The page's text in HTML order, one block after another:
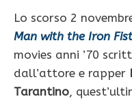
Lo scorso 2
Man with the Iron
movies anni ’70
dall’attore e rapper
Tarantino,